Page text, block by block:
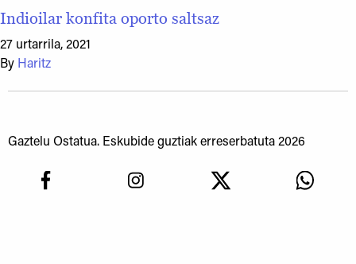
Indioilar konfita oporto saltsaz
27 urtarrila, 2021
By Haritz
Gaztelu Ostatua. Eskubide guztiak erreserbatuta 2026